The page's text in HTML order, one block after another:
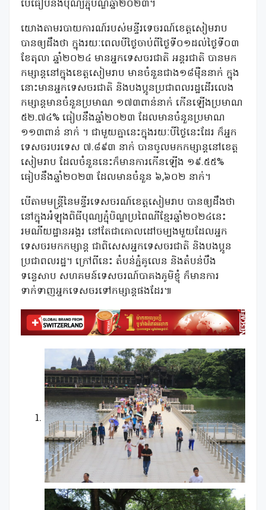
បើធៀបនឹងបុណ្យភ្ជុំបិណ្ឌឆ្នាំ២០២៣។
យោងតាមរបាយការណ៍របស់មន្ទីរទេចរណ៍ខេត្តសៀមរាប
បានឲ្យដឹងថា ក្នុងរយៈពេលបីថ្ងៃចាប់ពីថ្ងៃទី០១ដល់ថ្ងៃទី០៣
ខែតុលា ឆ្នាំ២០២៤ មានអ្នកទេសចរជាតិ អន្តរជាតិ បានមក
កម្សាន្តនៅក្នុងខេត្តសៀមរាប មានចំនួនជាង១៨ម៉ឺននាក់ ក្នុង
នោះមានអ្នកទេសចរជាតិ និងបងប្អូនប្រជាពលរដ្ឋដើរលេង
កម្សាន្តមានចំនួនប្រមាណ ១៧៣ពាន់នាក់ កើនឡើងប្រមាណ
៥២.៧៤% ធៀបនឹងឆ្នាំ២០២៣ ដែលមានចំនួនប្រមាណ
១១៣ពាន់ នាក់ ។ ជាមួយគ្នានេះក្នុងរយៈបីថ្ងៃនេះដែរ ក៏អ្នក
ទេសចរបរទេស ៧.៨៩៣ នាក់ បានចូលមកកម្សាន្តនៅខេត្ត
សៀមរាប ដែលចំនួននេះក៏មានការកើនឡើង ១៩.៥៥%
ធៀបនឹងឆ្នាំ២០២៣ ដែលមានចំនួន ៦,៦០២ នាក់។
បើតាមមន្ត្រីនៃមន្ទីរទេសចរណ៍ខេត្តសៀមរាប បានឲ្យដឹងថា
នៅក្នុងអំឡុងពិធីបុណ្យភ្ជុំបិណ្ឌប្រពៃណីខ្មែរឆ្នាំ២០២៤នេះ
រមណីយដ្ឋានអង្គរ នៅតែជាគោលដៅចម្បងមួយដែលអ្នក
ទេសចរមកកម្សាន្ត ជាពិសេសអ្នកទេសចរជាតិ និងបងប្អូន
ប្រជាពលរដ្ឋ។ ក្រៅពីនេះ តំបន់ភ្នំគូលេន និងតំបន់បឹង
ទន្លេសាប សហគមន៍ទេសចរណ៍បាគងភូមិខ្ញុំ ក៏មានការ
ទាក់ទាញអ្នកទេសចរទៅកម្សាន្តផងដែរ៕